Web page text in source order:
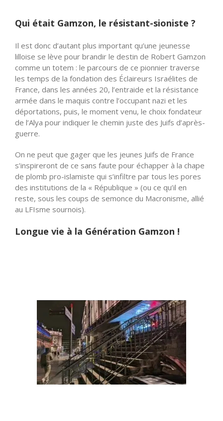
Qui était Gamzon, le résistant-sioniste ?
Il est donc d’autant plus important qu’une jeunesse
lilloise se lève pour brandir le destin de Robert Gamzon
comme un totem : le parcours de ce pionnier traverse
les temps de la fondation des Éclaireurs Israélites de
France, dans les années 20, l’entraide et la résistance
armée dans le maquis contre l’occupant nazi et les
déportations, puis, le moment venu, le choix fondateur
de l’Alya pour indiquer le chemin juste des Juifs d’après-
guerre.
On ne peut que gager que les jeunes Juifs de France
s’inspireront de ce sans faute pour échapper à la chape
de plomb pro-islamiste qui s’infiltre par tous les pores
des institutions de la « République » (ou ce qu’il en
reste, sous les coups de semonce du Macronisme, allié
au LFIsme sournois).
Longue vie à la Génération Gamzon !